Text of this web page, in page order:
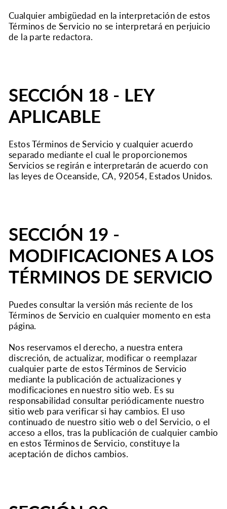
Cualquier ambigüedad en la interpretación de estos
Términos de Servicio no se interpretará en perjuicio
de la parte redactora.
SECCIÓN 18 - LEY
APLICABLE
Estos Términos de Servicio y cualquier acuerdo
separado mediante el cual le proporcionemos
Servicios se regirán e interpretarán de acuerdo con
las leyes de Oceanside, CA, 92054, Estados Unidos.
SECCIÓN 19 -
MODIFICACIONES A LOS
TÉRMINOS DE SERVICIO
Puedes consultar la versión más reciente de los
Términos de Servicio en cualquier momento en esta
página.
Nos reservamos el derecho, a nuestra entera
discreción, de actualizar, modificar o reemplazar
cualquier parte de estos Términos de Servicio
mediante la publicación de actualizaciones y
modificaciones en nuestro sitio web. Es su
responsabilidad consultar periódicamente nuestro
sitio web para verificar si hay cambios. El uso
continuado de nuestro sitio web o del Servicio, o el
acceso a ellos, tras la publicación de cualquier cambio
en estos Términos de Servicio, constituye la
aceptación de dichos cambios.